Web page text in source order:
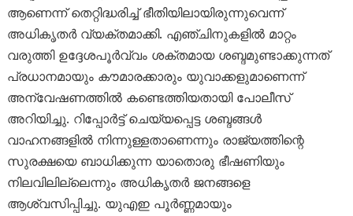
ആണെന്ന് തെറ്റിദ്ധരിച്ച് ഭീതിയിലായിരുന്നുവെന്ന്
അധികൃതർ വ്യക്തമാക്കി. എഞ്ചിനുകളിൽ മാറ്റം
വരുത്തി ഉദ്ദേശപൂർവ്വം ശക്തമായ ശബ്ദമുണ്ടാക്കുന്നത്
പ്രധാനമായും കൗമാരക്കാരും യുവാക്കളുമാണെന്ന്
അന്വേഷണത്തിൽ കണ്ടെത്തിയതായി പോലീസ്
അറിയിച്ചു. റിപ്പോർട്ട് ചെയ്യപ്പെട്ട ശബ്ദങ്ങൾ
വാഹനങ്ങളിൽ നിന്നുള്ളതാണെന്നും രാജ്യത്തിന്റെ
സുരക്ഷയെ ബാധിക്കുന്ന യാതൊരു ഭീഷണിയും
നിലവിലില്ലെന്നും അധികൃതർ ജനങ്ങളെ
ആശ്വസിപ്പിച്ചു. യുഎഇ പൂർണ്ണമായും